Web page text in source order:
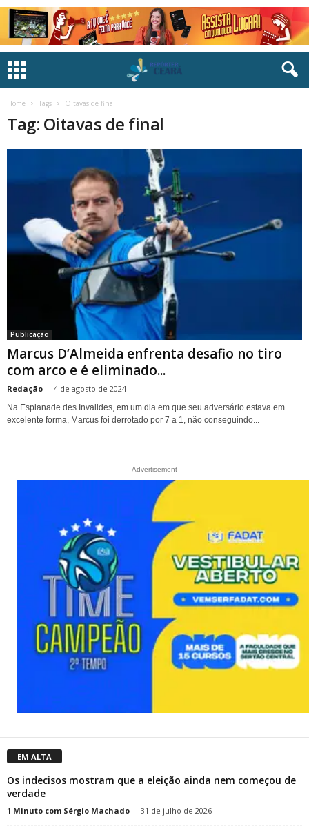
Home Tags Oitavas de final
Tag: Oitavas de final
Publicação
Marcus D’Almeida enfrenta desafio no tiro
com arco e é eliminado...
Redação - 4 de agosto de 2024
Na Esplanade des Invalides, em um dia em que seu adversário estava em
excelente forma, Marcus foi derrotado por 7 a 1, não conseguindo...
- Advertisement -
EM ALTA
Os indecisos mostram que a eleição ainda nem começou de
verdade
1 Minuto com Sérgio Machado - 31 de julho de 2026